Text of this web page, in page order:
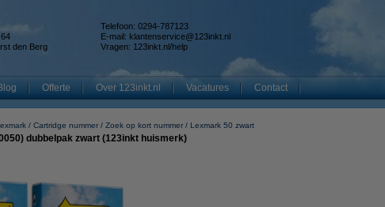
den Berg
Telefoon: 0294-787123
E-mail: klantenservice@123inkt.nl
Vragen: 123inkt.nl/help
Offerte Over 123inkt.nl Vacatures Contact
Cartridge nummer Zoek op kort nummer Lexmark 50 zwart
dubbelpak zwart (123inkt huismerk)